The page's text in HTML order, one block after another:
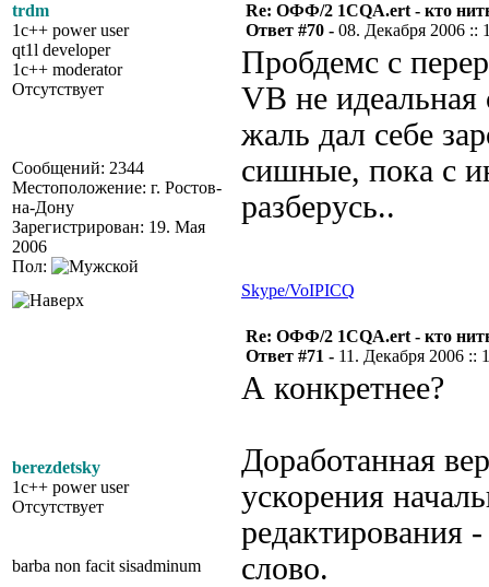
trdm
1c++ power user
qt1l developer
1c++ moderator
Отсутствует
Сообщений: 2344
Местоположение: г. Ростов-
на-Дону
Зарегистрирован: 19. Мая
2006
Пол:
Re: ОФФ/2 1CQA.ert - кто
Ответ #70 - 08. Декабря 2006 ::
Пробдемс с
VB не идеальная
жаль дал себе
сишные, пока с
разберусь..
Skype/VoIPICQ
berezdetsky
1c++ power user
Отсутствует
barba non facit sisadminum
Re: ОФФ/2 1CQA.ert - кто
Ответ #71 - 11. Декабря 2006 ::
А конкретнее?
Доработанная
ускорения
редактирования
слово.